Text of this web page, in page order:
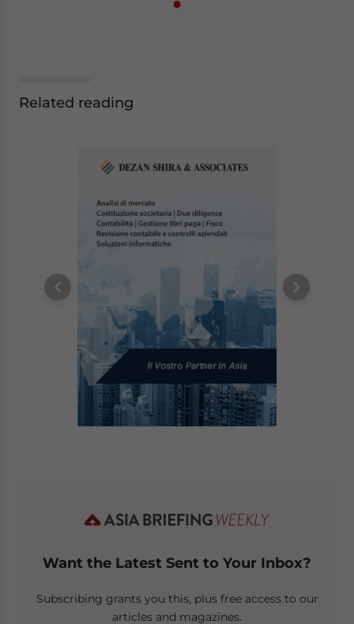
Related reading
Want the Latest Sent to Your Inbox?
Subscribing grants you this, plus free access to our
articles and magazines.